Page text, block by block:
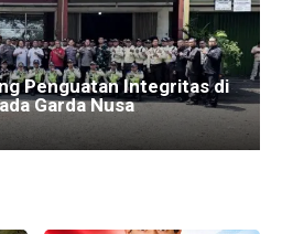
Kembali Padat,
Beroperasi Penuh”